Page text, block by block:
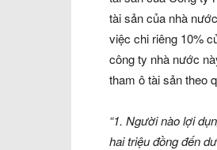
tài sản của nhà
việc chi riêng 10%
công ty nhà nước
tham ô tài sản theo
“1. Người nào lợi
hai triệu đồng đến